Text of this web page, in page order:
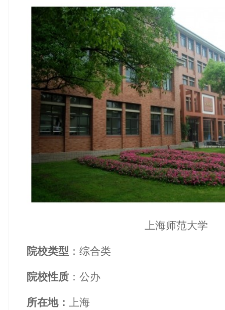
上海师范大学
院校类型 ：综合类
院校性质 ：公办
所在地： 上海